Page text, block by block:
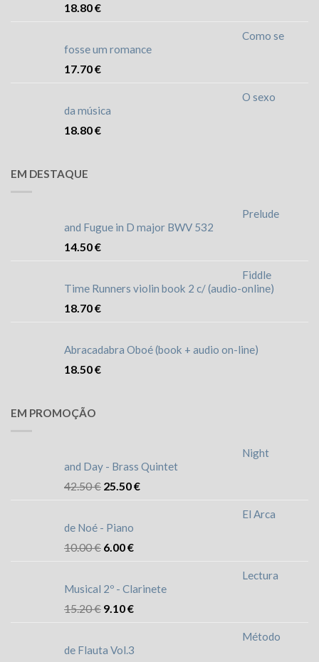
18.80€
Como se
fosse um romance
17.70€
O sexo
da música
18.80€
EM DESTAQUE
Prelude
and Fugue in D major BWV 532
14.50€
Fiddle
Time Runners violin book 2 c/ (audio-online)
18.70€
Abracadabra Oboé (book + audio on-line)
18.50€
EM PROMOÇÃO
Night
and Day - Brass Quintet
42.50€ 25.50€
El Arca
de Noé - Piano
10.00€ 6.00€
Lectura
Musical 2º - Clarinete
15.20€ 9.10€
Método
de Flauta Vol.3